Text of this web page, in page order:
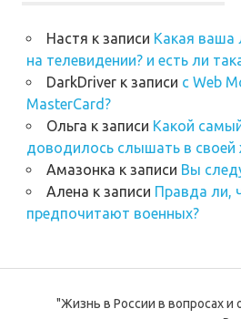
Настя к записи Какая ваша
на телевидении? и есть ли
DarkDriverк записи с Web
MasterCard?
Ольга к записи Какой
доводилось слышать в своей
Амазонка к записи Вы
Алена к записи Правда ли,
предпочитают военных?
"Жизнь в России в вопросах и